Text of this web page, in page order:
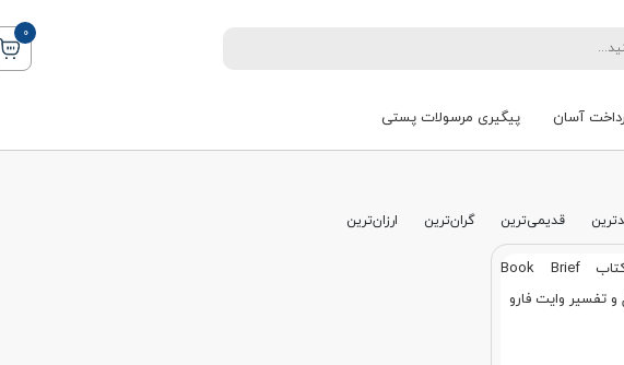
0
آسان پیگیری مرسولات پستی
قدیمی‌ترین گران‌ترین ارزان‌ترین